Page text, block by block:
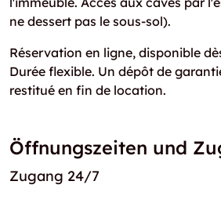
ne dessert pas le sous-sol).
Réservation en ligne, disponible
Durée flexible. Un dépôt de
restitué en fin de location.
Öffnungszeiten und
Zugang 24/7